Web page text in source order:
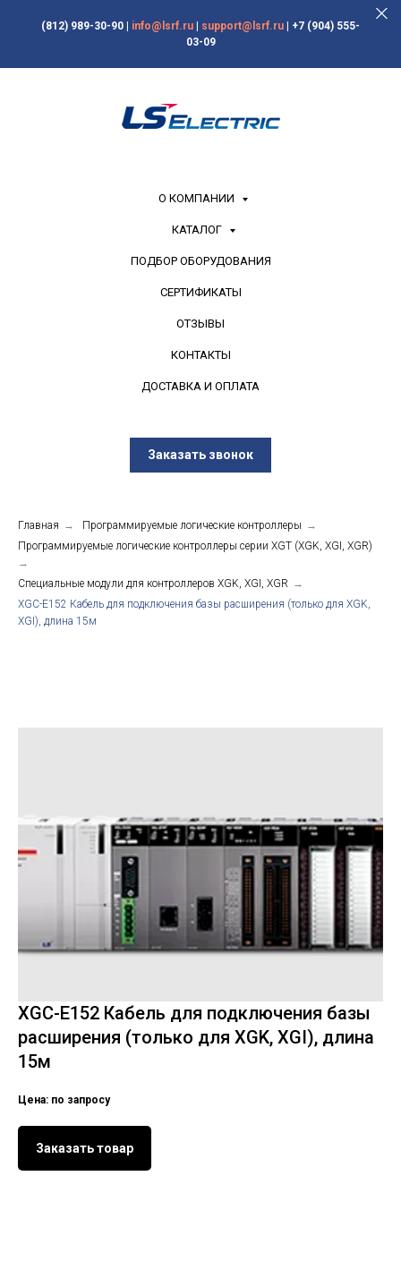
(812) 989-30-90 info@lsrf.ru support@lsrf.ru
+7 (904) 555-
03-09
О КОМПАНИИ
КАТАЛОГ
ПОДБОР ОБОРУДОВАНИЯ
СЕРТИФИКАТЫ
ОТЗЫВЫ
КОНТАКТЫ
ДОСТАВКА И ОПЛАТА
Заказать звонок
Главная → Программируемые логические контроллеры →
Программируемые логические контроллеры серии XGT (XGK, XGI, XGR)
→
Специальные модули для контроллеров XGK, XGI, XGR →
XGC-E152 Кабель для подключения базы расширения (только для XGK,
XGI), длина 15м
XGC-E152 Кабель для подключения базы
расширения (только для XGK, XGI), длина
15м
Цена: по запросу
Заказать товар